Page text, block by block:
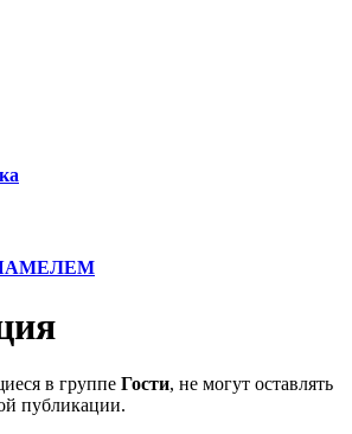
в группе Гости, не могут оставлять
публикации.